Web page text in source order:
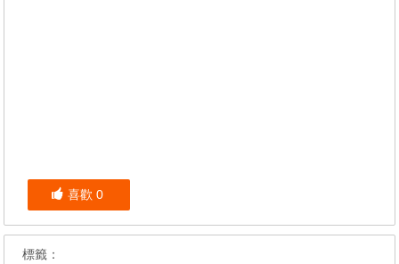
喜歡 0
標籤：